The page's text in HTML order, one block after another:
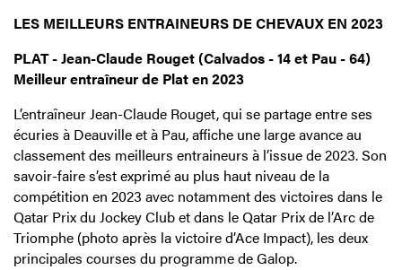
LES MEILLEURS ENTRAINEURS DE CHEVAUX EN 2023
PLAT - Jean-Claude Rouget (Calvados - 14 et Pau - 64)
Meilleur entraîneur de Plat en 2023
L’entraîneur Jean-Claude Rouget, qui se partage entre ses
écuries à Deauville et à Pau, affiche une large avance au
classement des meilleurs entraineurs à l’issue de 2023. Son
savoir-faire s’est exprimé au plus haut niveau de la
compétition en 2023 avec notamment des victoires dans le
Qatar Prix du Jockey Club et dans le Qatar Prix de l’Arc de
Triomphe (photo après la victoire d’Ace Impact), les deux
principales courses du programme de Galop.